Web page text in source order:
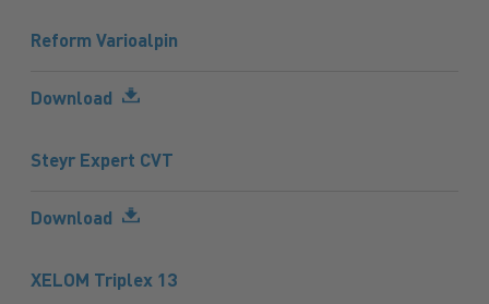
Reform Varioalpin
Download
Steyr Expert CVT
Download
XELOM Triplex 13